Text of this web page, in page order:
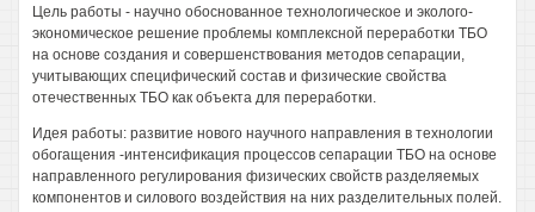
Цель работы - научно обоснованное технологическое и эколого-
экономическое решение проблемы комплексной переработки ТБО
на основе создания и совершенствования методов сепарации,
учитывающих специфический состав и физические свойства
отечественных ТБО как объекта для переработки.
Идея работы: развитие нового научного направления в технологии
обогащения -интенсификация процессов сепарации ТБО на основе
направленного регулирования физических свойств разделяемых
компонентов и силового воздействия на них разделительных полей.